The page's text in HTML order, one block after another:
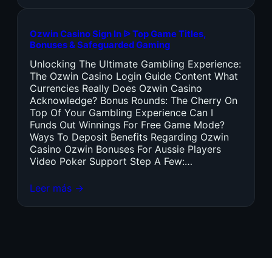
Ozwin Casino Sign In ᐉ Top Game Titles,
Bonuses & Safeguarded Gaming
Unlocking The Ultimate Gambling Experience:
The Ozwin Casino Login Guide Content What
Currencies Really Does Ozwin Casino
Acknowledge? Bonus Rounds: The Cherry On
Top Of Your Gambling Experience Can I
Funds Out Winnings For Free Game Mode?
Ways To Deposit Benefits Regarding Ozwin
Casino Ozwin Bonuses For Aussie Players
Video Poker Support Step A Few:…
Leer más →